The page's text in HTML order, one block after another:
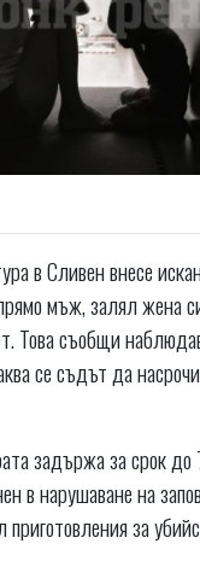
в Сливен внесе
мъж, залял жена
Това съобщи
се съдът да насрочи
задържа за срок
в нарушаване на
за